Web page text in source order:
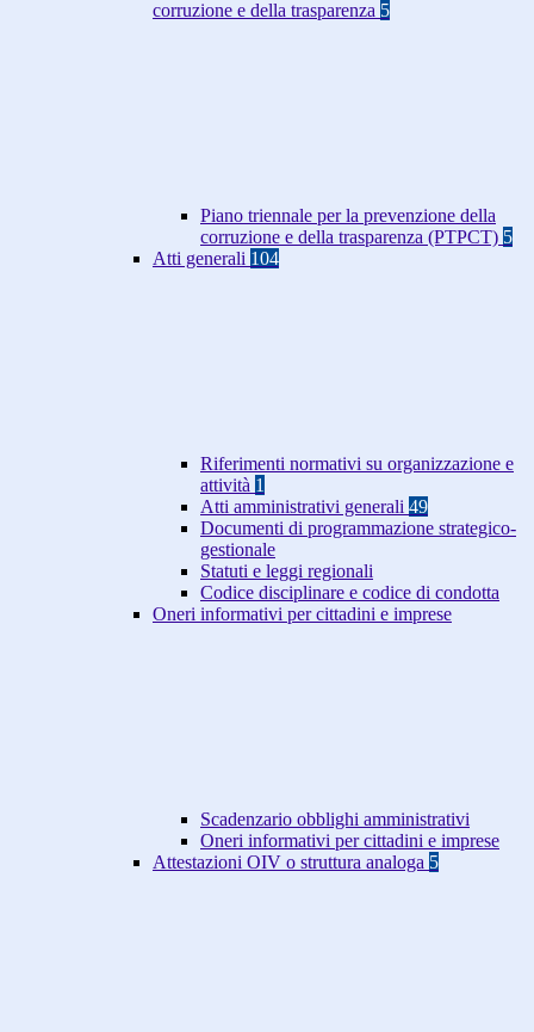
corruzione e della trasparenza 5
Piano triennale per la prevenzione della
corruzione e della trasparenza (PTPCT) 5
Atti generali 104
Riferimenti normativi su organizzazione e
attività 1
Atti amministrativi generali 49
Documenti di programmazione strategico-
gestionale
Statuti e leggi regionali
Codice disciplinare e codice di condotta
Oneri informativi per cittadini e imprese
Scadenzario obblighi amministrativi
Oneri informativi per cittadini e imprese
Attestazioni OIV o struttura analoga 5